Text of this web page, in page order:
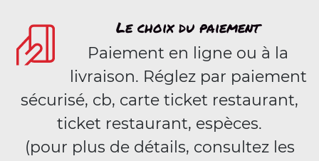
Le choix du paiement
Paiement en ligne ou à la
livraison. Réglez par paiement
sécurisé, cb, carte ticket restaurant,
ticket restaurant, espèces.
(pour plus de détails, consultez les